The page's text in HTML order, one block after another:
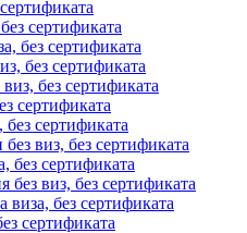
сертификата
без сертификата
без сертификата
виз, без сертификата
сертификата
без сертификата
без виз, без сертификата
без сертификата
без виз, без сертификата
виза, без сертификата
сертификата